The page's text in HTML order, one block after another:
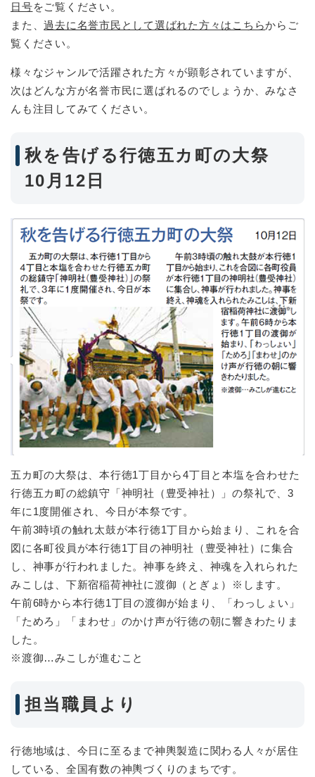
日号をご覧ください。
また、過去に名誉市民として選ばれた方々はこちらからご
覧ください。
様々なジャンルで活躍された方々が顕彰されていますが、
次はどんな方が名誉市民に選ばれるのでしょうか、みなさ
んも注目してみてください。
秋を告げる行徳五カ町の大祭
10月12日
五カ町の大祭は、本行徳1丁目から4丁目と本塩を合わせた
行徳五カ町の総鎮守「神明社（豊受神社）」の祭礼で、3
年に1度開催され、今日が本祭です。
午前3時頃の触れ太鼓が本行徳1丁目から始まり、これを合
図に各町役員が本行徳1丁目の神明社（豊受神社）に集合
し、神事が行われました。神事を終え、神魂を入れられた
みこしは、下新宿稲荷神社に渡御（とぎょ）※します。
午前6時から本行徳1丁目の渡御が始まり、「わっしょい」
「ためろ」「まわせ」のかけ声が行徳の朝に響きわたりま
した。
※渡御…みこしが進むこと
担当職員より
行徳地域は、今日に至るまで神輿製造に関わる人々が居住
している、全国有数の神輿づくりのまちです。